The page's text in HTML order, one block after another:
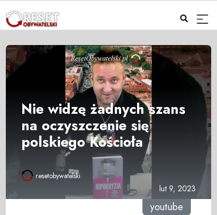
Nie widzę żadnych szans
na oczyszczenie się
polskiego Kościoła
resetobywatelski
lut 9, 2023
youtube